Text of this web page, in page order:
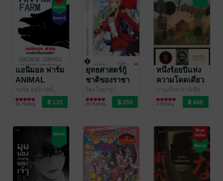
แอนิมอล ฟาร์ม
ANIMAL
FARM
จอร์จ ออร์เวลล์ ,
สรวงอัปสร กสิกรานั
นท์ / แอร์โรว์ คลาส
นิยายเสียดสีสังคม
41 Rating
ยุทธศาสตร์กู้
ชาติของราชา
มือใหม่ เล่ม 1
(ฉบับนิยาย)
โดะโจมารุ /
ANIMAG (สำนัก
พิมพ์อนิแม็ก)
ไลท์โนเวล
39 Rating
หนึ่งร้อยปีแห่ง
ความโดดเดี่ยว
กาเบรียล การ์เซีย
มาร์เกซ / บทจร
วรรณกรรมคลาสสิก/
วรรณคดีไทย
4 Rating